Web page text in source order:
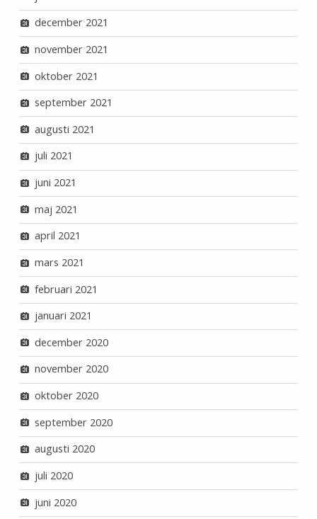
december 2021
november 2021
oktober 2021
september 2021
augusti 2021
juli 2021
juni 2021
maj 2021
april 2021
mars 2021
februari 2021
januari 2021
december 2020
november 2020
oktober 2020
september 2020
augusti 2020
juli 2020
juni 2020